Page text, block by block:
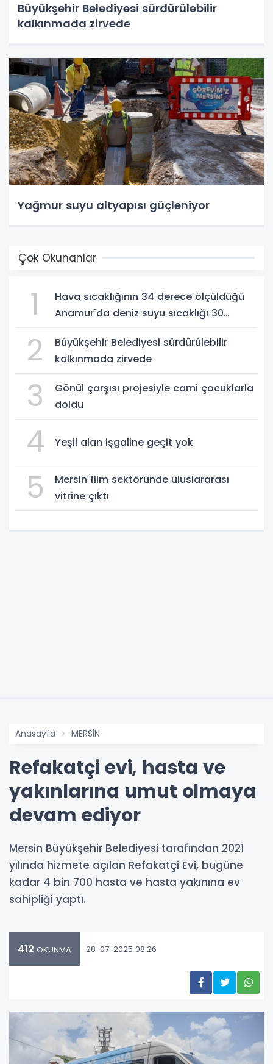
Büyükşehir Belediyesi sürdürülebilir
kalkınmada zirvede
Yağmur suyu altyapısı güçleniyor
Çok Okunanlar
1
Hava sıcaklığının 34 derece ölçüldüğü
Anamur'da deniz suyu sıcaklığı 30
2
Büyükşehir Belediyesi sürdürülebilir
kalkınmada zirvede
3
Gönül çarşısı projesiyle cami çocuklarla
doldu
4 Yeşil alan işgaline geçit yok
5
Mersin film sektöründe uluslararası
vitrine çıktı
Anasayfa MERSİN
Refakatçi evi, hasta ve
yakınlarına umut olmaya
devam ediyor
Mersin Büyükşehir Belediyesi tarafından 2021
yılında hizmete açılan Refakatçi Evi, bugüne
kadar 4 bin 700 hasta ve hasta yakınına ev
sahipliği yaptı.
412 OKUNMA 28-07-2025 08:26